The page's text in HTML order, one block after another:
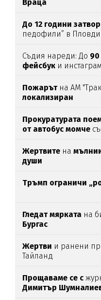
Враца
До 12 години затвор
педофили” в
Съдия нареди: До
фейсбук и
Пожарътна АМ
локализиран
Прокуратурата
от автобус момче
Жертвите на
души
Тръмп ограничи
Гледат мярката на
Бургас
Жертви и ранени
Тайланд
Прощаваме се с
Димитър